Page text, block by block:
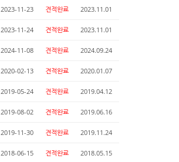
2023-11-23 견적완료 2023.11.01
2023-11-24 견적완료 2023.11.01
2024-11-08 견적완료 2024.09.24
2020-02-13 견적완료 2020.01.07
2019-05-24 견적완료 2019.04.12
2019-08-02 견적완료 2019.06.16
2019-11-30 견적완료 2019.11.24
2018-06-15 견적완료 2018.05.15